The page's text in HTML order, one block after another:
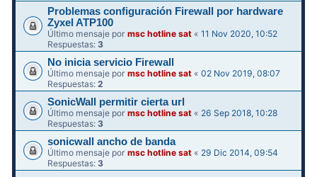
Problemas configuración Firewall por hardware
Zyxel ATP100
Último mensaje pormsc hotline sat «11 Nov 2020, 10:52
Respuestas: 3
No inicia servicio Firewall
Último mensaje pormsc hotline sat «02 Nov 2019, 08:07
Respuestas:2
SonicWall permitir cierta url
Último mensaje pormsc hotline sat « 26 Sep 2018, 10:28
Respuestas: 3
sonicwall ancho de banda
Último mensaje pormsc hotline sat « 29 Dic 2014, 09:54
Respuestas:3